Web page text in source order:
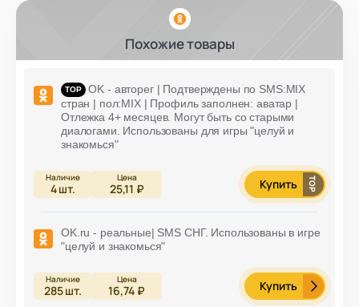
Похожие товары
OK - авторег | Подтверждены по SMS:MIX
стран | пол:MIX | Профиль заполнен: аватар |
Отлежка 4+ месяцев. Могут быть со старыми
диалогами. Использованы для игры "целуй и
знакомься"
4шт. 25,11 ₽ Купить
OK.ru - реальные| SMS СНГ. Использованы в игре
"целуй и знакомься"
285шт. 16,74 ₽ Купить